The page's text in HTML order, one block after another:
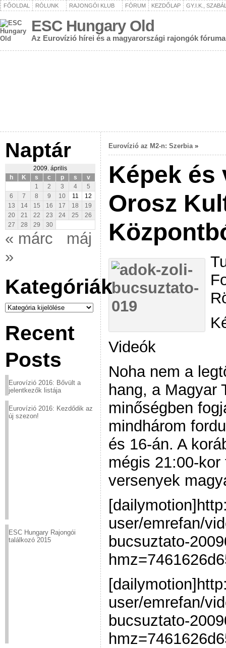
FŐOLDAL RÓLUNK RAJONGÓI KLUB FÓRUM KEZDŐLAP GY.I.K.,
ESC Hungary Old
Az Eurovízió hírei és a magyarországi rajongók fóruma
Naptár
2009. április
h
K s c p s
v
1
2 3 4
5
6
7 8 9 10 11
12
13
14 15 16 17 18
19
20
21 22 23 24 25
26
27
28 29 30
« márc
máj
»
Kategóriák
Kategóriák
Recent
Posts
Eurovízió 2016: Bővült a
jelentkezők listája
Eurovízió 2016: Kezdődik az
új szezon!
ESC Hungary Rajongói
találkozó 2015
Eurovízió az M2-n: Szerbia»
Képek és
Orosz
Videók
Noha nem a
hang, a Magyar
minőségben
mindhárom
és 16-án. A
mégis 21:00-
versenyek
user/emrefan/
bucsuztato-
user/emrefan/
bucsuztato-